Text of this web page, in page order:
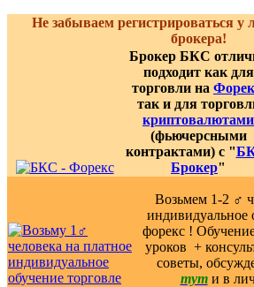
Не забываем регистрироваться у
брокера!
Брокер БКС
подходит как для
торговли на
так и для
криптовалютами
(фьючерсными
контрактами) с "
Брокер"
Возьмем 1-2 ‍♂️
индивидуальное
форекс !
уроков ️ +
советы,
тут и в